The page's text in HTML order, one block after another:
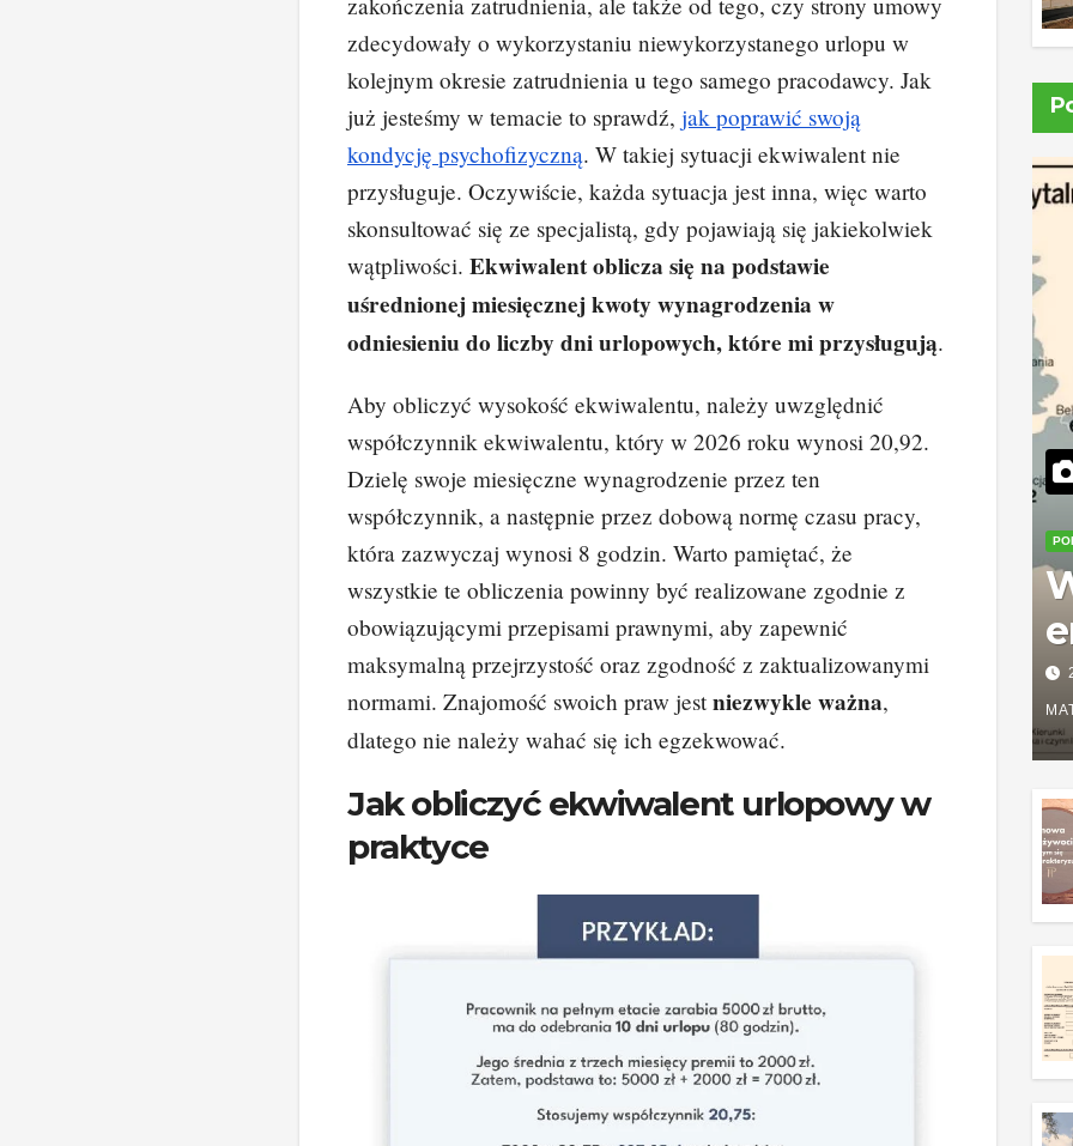
zdecydowały o wykorzystaniu niewykorzystanego urlopu w
kolejnym okresie zatrudnienia u tego samego pracodawcy. Jak
już jesteśmy w temacie to sprawdź, jak poprawić swoją
kondycję psychofizyczną. W takiej sytuacji ekwiwalent nie
przysługuje. Oczywiście, każda sytuacja jest inna, więc warto
skonsultować się ze specjalistą, gdy pojawiają się jakiekolwiek
wątpliwości. Ekwiwalent oblicza się na podstawie
uśrednionej miesięcznej kwoty wynagrodzenia w
odniesieniu do liczby dni urlopowych, które mi przysługują.
Aby obliczyć wysokość ekwiwalentu, należy uwzględnić
współczynnik ekwiwalentu, który w 2026 roku wynosi 20,92.
Dzielę swoje miesięczne wynagrodzenie przez ten
współczynnik, a następnie przez dobową normę czasu pracy,
która zazwyczaj wynosi 8 godzin. Warto pamiętać, że
wszystkie te obliczenia powinny być realizowane zgodnie z
obowiązującymi przepisami prawnymi, aby zapewnić
maksymalną przejrzystość oraz zgodność z zaktualizowanymi
normami. Znajomość swoich praw jest niezwykle ważna,
dlatego nie należy wahać się ich egzekwować.
Jak obliczyć ekwiwalent urlopowy w
praktyce